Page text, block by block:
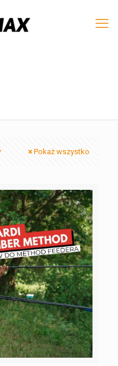
Pokaż wszystko